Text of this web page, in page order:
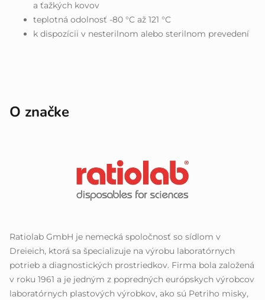
a ťažkých kovov
teplotná odolnosť -80 °C až 121 °C
k dispozícii v nesterilnom alebo sterilnom prevedení
O značke
Ratiolab GmbH je nemecká spoločnosť so sídlom v
Dreieich, ktorá sa špecializuje na výrobu laboratórnych
potrieb a diagnostických prostriedkov. Firma bola založená
v roku 1961 a je jedným z popredných európskych výrobcov
laboratórnych plastových výrobkov, ako sú Petriho misky,